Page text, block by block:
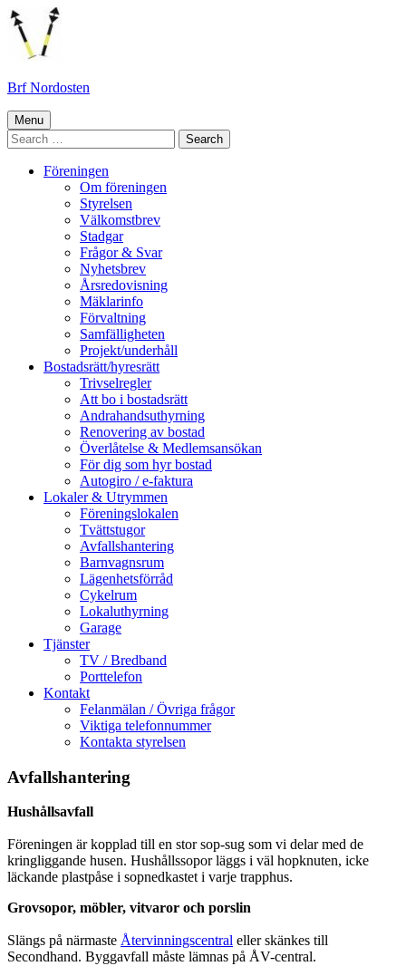
Skip
to
content
Brf Nordosten
Primary
Menu
Menu
Search
for:
Föreningen
Om föreningen
Styrelsen
Välkomstbrev
Stadgar
Frågor & Svar
Nyhetsbrev
Årsredovisning
Mäklarinfo
Förvaltning
Samfälligheten
Projekt/underhåll
Bostadsrätt/hyresrätt
Trivselregler
Att bo i bostadsrätt
Andrahandsuthyrning
Renovering av bostad
Överlåtelse & Medlemsansökan
För dig som hyr bostad
Autogiro / e-faktura
Lokaler & Utrymmen
Föreningslokalen
Tvättstugor
Avfallshantering
Barnvagnsrum
Lägenhetsförråd
Cykelrum
Lokaluthyrning
Garage
Tjänster
TV / Bredband
Porttelefon
Kontakt
Felanmälan / Övriga frågor
Viktiga telefonnummer
Kontakta styrelsen
Avfallshantering
Hushållsavfall
Föreningen är kopplad till en stor sop-sug som vi delar med de
kringliggande husen. Hushållssopor läggs i väl hopknuten, icke
läckande plastpåse i sopnedkastet i varje trapphus.
Grovsopor, möbler, vitvaror och porslin
Slängs på närmaste Återvinningscentral eller skänkes till
Secondhand. Byggavfall måste lämnas på ÅV-central.